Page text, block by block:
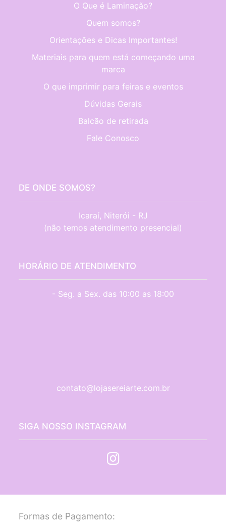
O Que é Laminação?
Quem somos?
Orientações e Dicas Importantes!
Materiais para quem está começando uma
marca
O que imprimir para feiras e eventos
Dúvidas Gerais
Balcão de retirada
Fale Conosco
DE ONDE SOMOS?
Icaraí, Niterói - RJ
(não temos atendimento presencial)
HORÁRIO DE ATENDIMENTO
- Seg. a Sex. das 10:00 as 18:00
contato@lojasereiarte.com.br
SIGA NOSSO INSTAGRAM
Formas de Pagamento: